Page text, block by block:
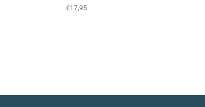
€17,95